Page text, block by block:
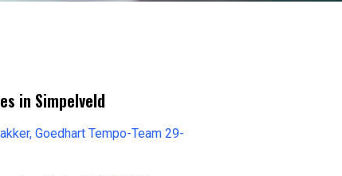
in Simpelveld
Goedhart Tempo-Team 29-